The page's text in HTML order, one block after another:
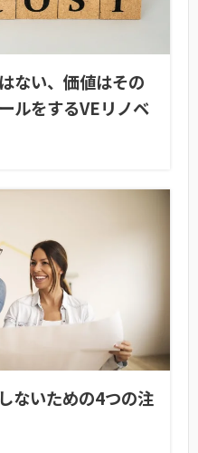
ない、価値はその
ルをするVEリノベ
ないための4つの注